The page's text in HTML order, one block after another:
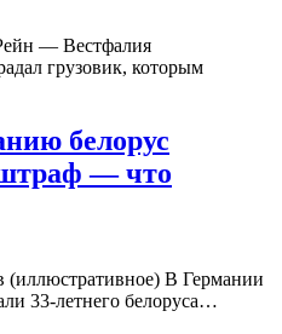
— Вестфалия
грузовик, которым
белорус
— что
(иллюстративное) В Германии
33-летнего белоруса…